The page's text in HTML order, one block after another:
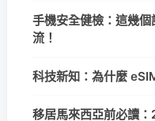
手機安全健檢：這幾
流！
科技新知：為什麼
移居馬來西亞前必讀